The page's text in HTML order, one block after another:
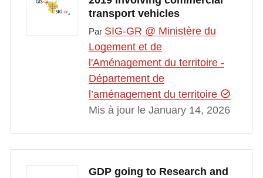
transport vehicles
Par SIG-GR @ Ministère du
Logement et de
l'Aménagement du territoire -
Département de
l’aménagement du territoire
Mis à jour le January 14, 2026
GDP going to Research and